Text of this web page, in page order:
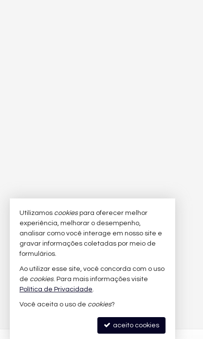
Utilizamos cookiespara oferecer melhor
experiência, melhorar o desempenho,
analisar como você interage em nosso site e
gravar informações coletadas por meio de
formulários.
Ao utilizar esse site, você concorda com o uso
de cookies. Para mais informações visite
Política de Privacidade.
Você aceita o uso de cookies?
aceito cookies